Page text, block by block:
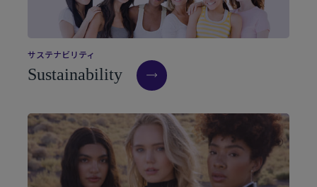
サステナビリティ
Sustainability